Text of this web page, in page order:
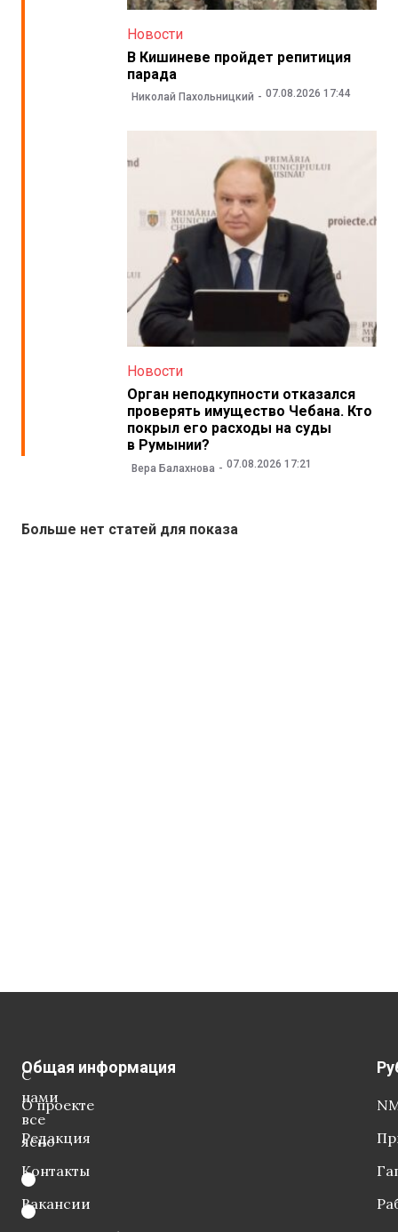
Новости
В Кишиневе пройдет репитиция
парада
Николай Пахольницкий 07.08.2026 17:44
Новости
Орган неподкупности отказался
проверять имущество Чебана. Кто
покрыл его расходы на суды
в Румынии?
Вера Балахнова 07.08.2026 17:21
Больше нет статей для показа
С
нами
все
ясно
Общая информация
О проекте
Редакция
Контакты
Вакансии